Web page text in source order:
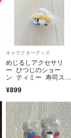
キャラクターグッズ
めじるしアクセサリ
ー ひつじのショー
ン ティミー 寿司スイ
¥899